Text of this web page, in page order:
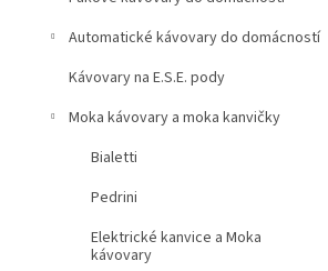
Automatické kávovary do domácností
Kávovary na E.S.E. pody
Moka kávovary a moka kanvičky
Bialetti
Pedrini
Elektrické kanvice a Moka
kávovary